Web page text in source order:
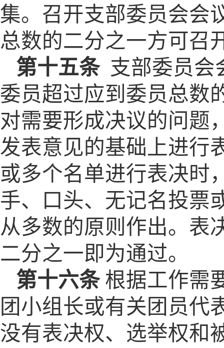
集。召开支部委员会会
总数的二分之一方可召
第十五条 支部委员会
委员超过应到委员总数
对需要形成决议的问题
发表意见的基础上进行
或多个名单进行表决时
手、口头、无记名投票
从多数的原则作出。表
二分之一即为通过。
第十六条 根据工作需
团小组长或有关团员代
没有表决权、选举权和